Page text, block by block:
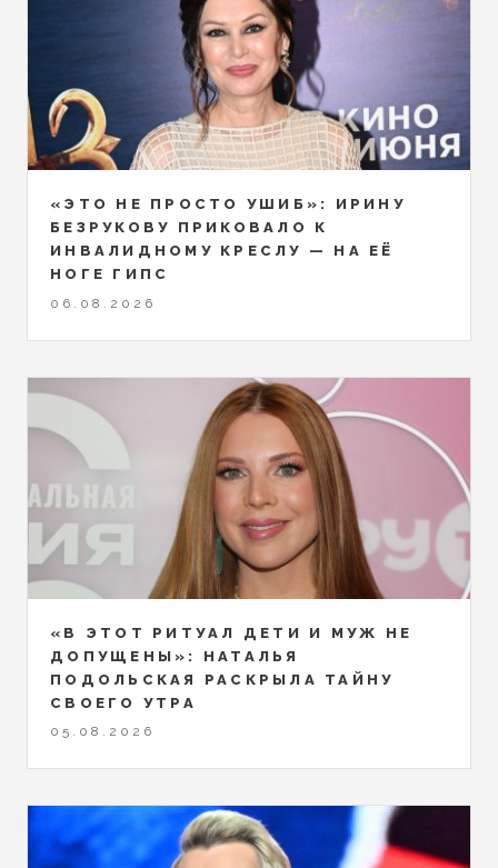
«ЭТО НЕ ПРОСТО УШИБ»: ИРИНУ
БЕЗРУКОВУ ПРИКОВАЛО К
ИНВАЛИДНОМУ КРЕСЛУ — НА ЕЁ
НОГЕ ГИПС
06.08.2026
«В ЭТОТ РИТУАЛ ДЕТИ И МУЖ НЕ
ДОПУЩЕНЫ»: НАТАЛЬЯ
ПОДОЛЬСКАЯ РАСКРЫЛА ТАЙНУ
СВОЕГО УТРА
05.08.2026